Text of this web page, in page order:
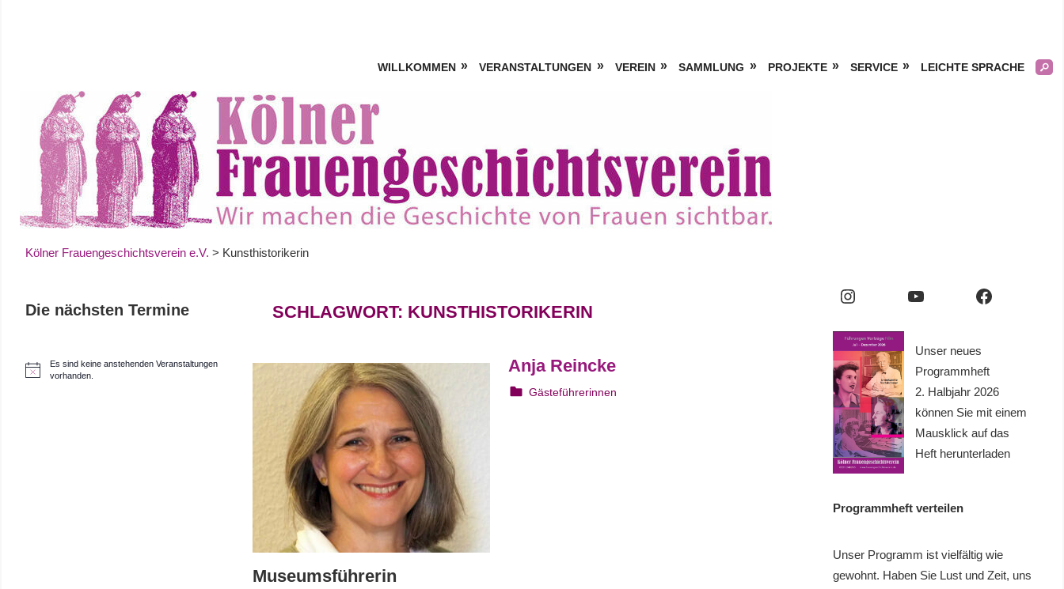
WILLKOMMEN VERANSTALTUNGEN VEREIN SAMMLUNG PROJEKTE SERVICE LEICHTE SPRACHE
Kölner Frauengeschichtsverein e.V. > Kunsthistorikerin
SCHLAGWORT: KUNSTHISTORIKERIN
Anja Reincke
30. Juni 2024
webmam
Gästeführerinnen
Museumsführerin
Die nächsten Termine
H
Es sind keine anstehenden Veranstaltungen
vorhanden.
Instagram YouTube Facebook
Unser neues
Programmheft
2. Halbjahr 2026
können Sie mit einem
Mausklick auf das
Heft herunterladen
Programmheft verteilen
Unser Programm ist vielfältig wie
gewohnt. Haben Sie Lust und Zeit, uns